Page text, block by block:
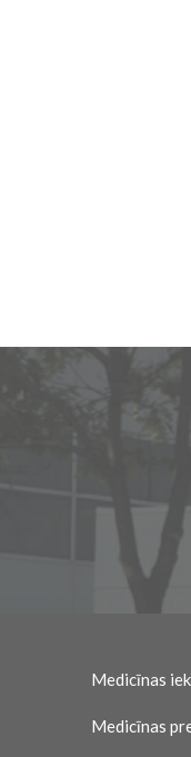
Medicīnas
Medicīnas